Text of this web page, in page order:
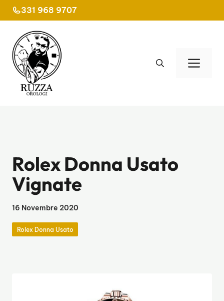
al
contenuto
331 968 9707
Rolex Donna Usato
Vignate
16 Novembre 2020
Rolex Donna Usato